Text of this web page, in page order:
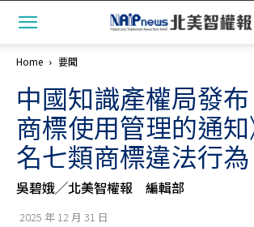
Home 要聞
中國知識產權局發
商標使用管理的通
名七類商標違法行為
吳碧娥╱北美智權報 編輯部
2025 年 12 月 31 日